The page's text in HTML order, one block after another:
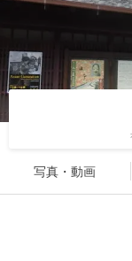
写真・動画